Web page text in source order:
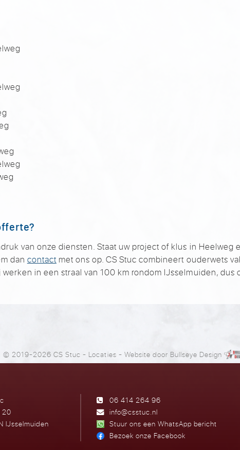
van onze diensten. Staat uw project of klus in Heelweg
dan contact met ons op. CS Stuc combineert ouderwets
in een straal van 100 km rondom IJsselmuiden, dus
© 2019-2026 CS Stuc- Locaties - Website door Bullseye Design
20
IJsselmuiden
06 414 264 96
info@csstuc.nl
Stuur ons een WhatsApp bericht
Bezoek onze Facebook